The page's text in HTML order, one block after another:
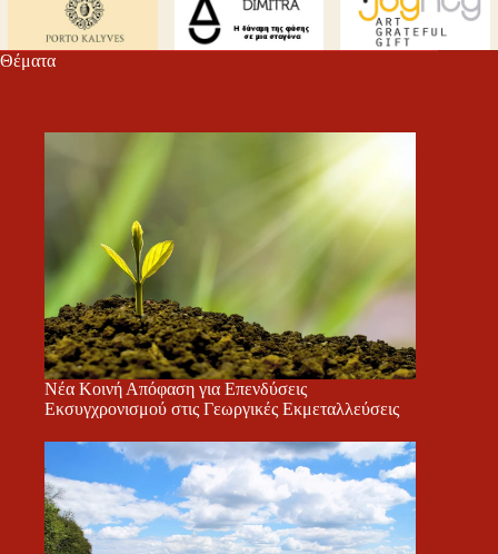
Θέματα
Νέα Κοινή Απόφαση για Επενδύσεις
Εκσυγχρονισμού στις Γεωργικές Εκμεταλλεύσεις